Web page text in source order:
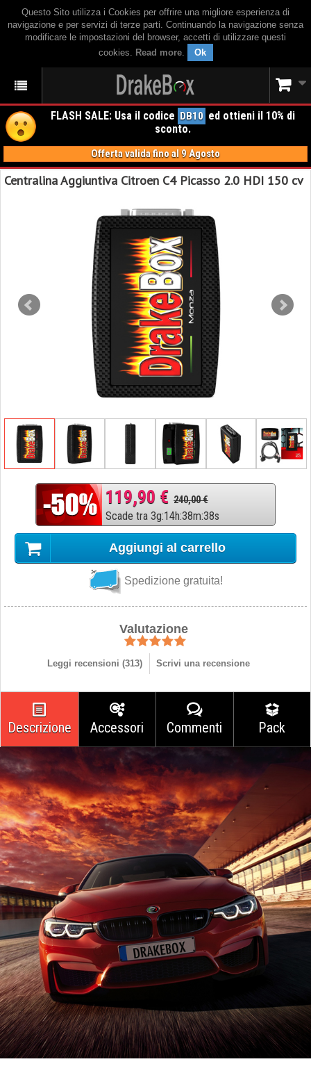
Questo Sito utilizza i Cookies per offrire una migliore esperienza di
navigazione e per servizi di terze parti. Continuando la navigazione senza
modificare le impostazioni del browser, accetti di utilizzare questi
cookies. Read more. Ok
FLASH SALE: Usa il codice DB10 ed ottieni il 10% di
sconto.
Offerta valida fino al 9 Agosto
Centralina Aggiuntiva Citroen C4 Picasso 2.0 HDI 150 cv
119,90 € 240,00 €
Scade tra 3g:14h:38m:37s
Aggiungi al carrello
Spedizione gratuita!
Valutazione
Leggi recensioni (313) Scrivi una recensione
Descrizione Accessori Commenti Pack